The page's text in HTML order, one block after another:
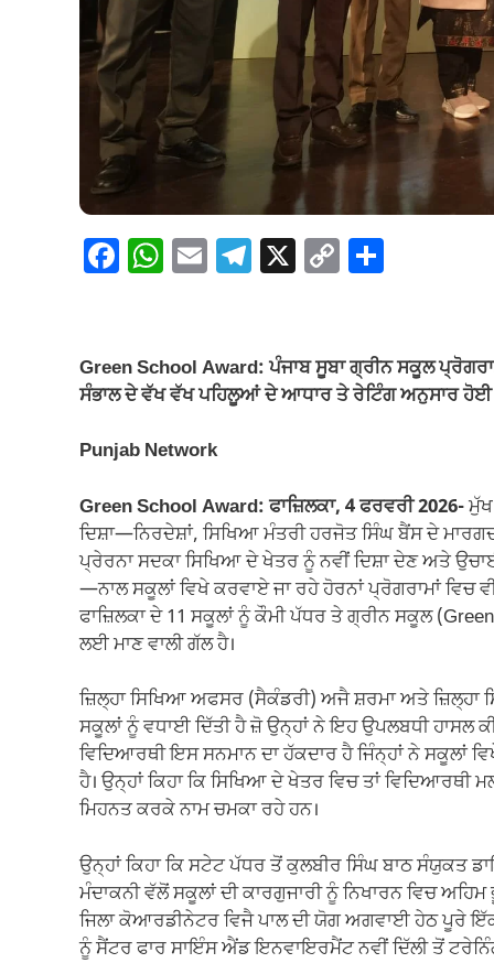
F
e
b
o
o
k
W
s
A
p
p
E T
gr
a
X C
y
Li
e
Green School Award: ਪੰਜਾਬ ਸੂਬਾ ਗ੍ਰੀਨ ਸਕੂਲ
ਸੰਭਾਲ ਦੇ ਵੱਖ ਵੱਖ ਪਹਿਲੂਆਂ ਦੇ ਆਧਾਰ ਤੇ ਰੇਟਿੰਗ ਅਨੁਸਾਰ
Punjab Network
Green School Award: ਫਾਜ਼ਿਲਕਾ, 4 ਫਰਵਰੀ 2026-
ਦਿਸ਼ਾ—ਨਿਰਦੇਸ਼ਾਂ, ਸਿਖਿਆ ਮੰਤਰੀ ਹਰਜੋਤ ਸਿੰਘ ਬੈਂਸ ਦੇ
ਪ੍ਰੇਰਨਾ ਸਦਕਾ ਸਿਖਿਆ ਦੇ ਖੇਤਰ ਨੂੰ ਨਵੀਂ ਦਿਸ਼ਾ ਦੇਣ ਅਤੇ
—ਨਾਲ ਸਕੂਲਾਂ ਵਿਖੇ ਕਰਵਾਏ ਜਾ ਰਹੇ ਹੋਰਨਾਂ ਪ੍ਰੋਗਰਾਮਾਂ ਵਿਚ
ਫਾਜ਼ਿਲਕਾ ਦੇ 11 ਸਕੂਲਾਂ ਨੂੰ ਕੌਮੀ ਪੱਧਰ ਤੇ ਗ੍ਰੀਨ ਸਕੂਲ
ਲਈ ਮਾਣ ਵਾਲੀ ਗੱਲ ਹੈ।
ਜ਼ਿਲ੍ਹਾ ਸਿਖਿਆ ਅਫਸਰ (ਸੈਕੰਡਰੀ) ਅਜੈ ਸ਼ਰਮਾ ਅਤੇ ਜ਼ਿਲ੍ਹਾ
ਸਕੂਲਾਂ ਨੂੰ ਵਧਾਈ ਦਿੱਤੀ ਹੈ ਜ਼ੋ ਉਨ੍ਹਾਂ ਨੇ ਇਹ ਉਪਲਬਧੀ ਹਾਸਲ
ਵਿਦਿਆਰਥੀ ਇਸ ਸਨਮਾਨ ਦਾ ਹੱਕਦਾਰ ਹੈ ਜਿੰਨ੍ਹਾਂ ਨੇ ਸਕੂਲਾਂ
ਹੈ। ਉਨ੍ਹਾਂ ਕਿਹਾ ਕਿ ਸਿਖਿਆ ਦੇ ਖੇਤਰ ਵਿਚ ਤਾਂ ਵਿਦਿਆਰਥੀ
ਮਿਹਨਤ ਕਰਕੇ ਨਾਮ ਚਮਕਾ ਰਹੇ ਹਨ।
ਉਨ੍ਹਾਂ ਕਿਹਾ ਕਿ ਸਟੇਟ ਪੱਧਰ ਤੋਂ ਕੁਲਬੀਰ ਸਿੰਘ ਬਾਠ
ਮੰਦਾਕਨੀ ਵੱਲੋਂ ਸਕੂਲਾਂ ਦੀ ਕਾਰਗੁਜਾਰੀ ਨੂੰ ਨਿਖਾਰਨ ਵਿਚ
ਜਿਲਾ ਕੋਆਰਡੀਨੇਟਰ ਵਿਜੈ ਪਾਲ ਦੀ ਯੋਗ ਅਗਵਾਈ ਹੇਠ ਪੂਰੇ
ਨੂੰ ਸੈਂਟਰ ਫਾਰ ਸਾਇੰਸ ਐਂਡ ਇਨਵਾਇਰਮੈਂਟ ਨਵੀਂ ਦਿੱਲੀ ਤੋਂ